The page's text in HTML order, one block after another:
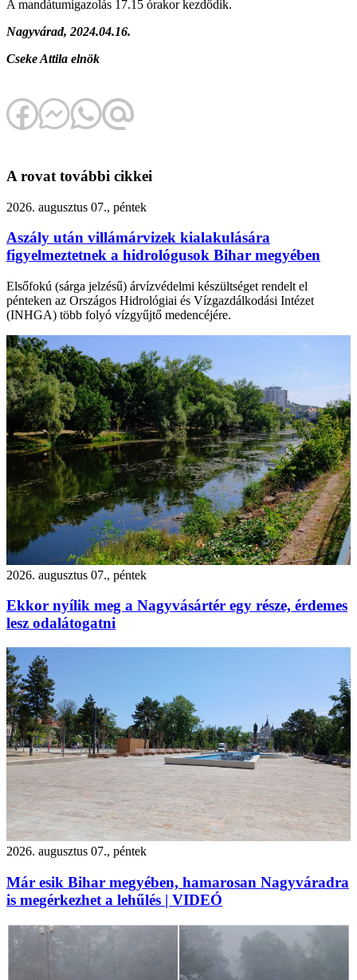
A mandátumigazolás 17.15 órakor kezdődik.
Nagyvárad, 2024.04.16.
Cseke Attila elnök
A rovat további cikkei
2026. augusztus 07., péntek
Aszály után villámárvizek kialakulására
figyelmeztetnek a hidrológusok Bihar megyében
Elsőfokú (sárga jelzésű) árvízvédelmi készültséget rendelt el
pénteken az Országos Hidrológiai és Vízgazdálkodási Intézet
(INHGA) több folyó vízgyűjtő medencéjére.
2026. augusztus 07., péntek
Ekkor nyílik meg a Nagyvásártér egy része, érdemes
lesz odalátogatni
2026. augusztus 07., péntek
Már esik Bihar megyében, hamarosan Nagyváradra
is megérkezhet a lehűlés | VIDEÓ